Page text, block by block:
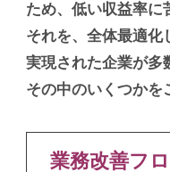
ため、低い収益率に
それを、全体最適化
実現された企業が多
その中のいくつかを
業務改善フ